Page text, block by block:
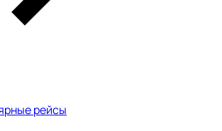
рейсы